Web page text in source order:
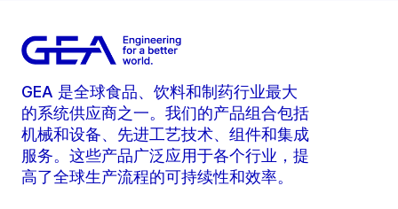
GEA 是全球食品、饮料和制药行业最大
的系统供应商之一。我们的产品组合包括
机械和设备、先进工艺技术、组件和集成
服务。这些产品广泛应用于各个行业，提
高了全球生产流程的可持续性和效率。